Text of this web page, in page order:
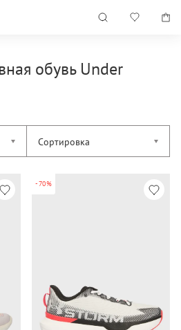
обувь Under
Сортировка
-70%